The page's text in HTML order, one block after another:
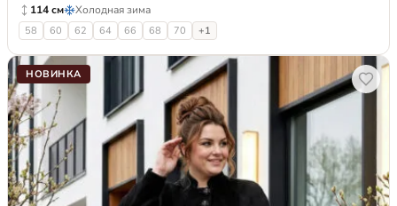
114 см Холодная зима
58 60 62 64 66 68 70 +1
НОВИНКА